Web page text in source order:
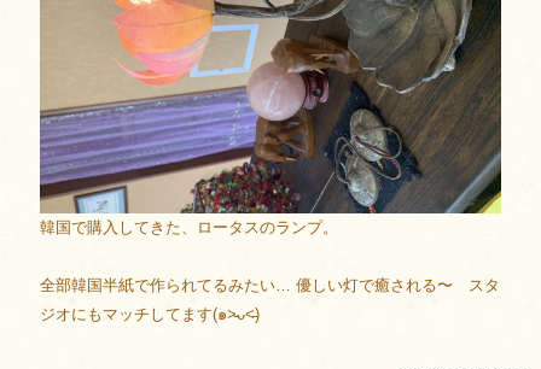
韓国で購入してきた、ロータスのランプ。
全部韓国半紙で作られてるみたい… 優しい灯で癒される〜 スタ
ジオにもマッチしてます(๑˃̵ᴗ˂̵)